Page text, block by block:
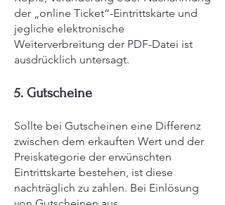
der „online Ticket“-Eintrittskarte und
jegliche elektronische
Weiterverbreitung der PDF-Datei ist
ausdrücklich untersagt.
5. Gutscheine
Sollte bei Gutscheinen eine Differenz
zwischen dem erkauften Wert und der
Preiskategorie der erwünschten
Eintrittskarte bestehen, ist diese
nachträglich zu zahlen. Bei Einlösung